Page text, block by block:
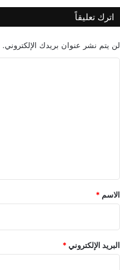
اترك تعليقاً
لن يتم نشر عنوان بريدك الإلكتروني.
*
الاسم *
البريد الإلكتروني*